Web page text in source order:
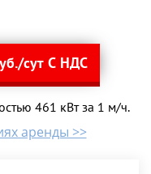
сут С НДС
461 кВт за 1 м/ч.
аренды >>